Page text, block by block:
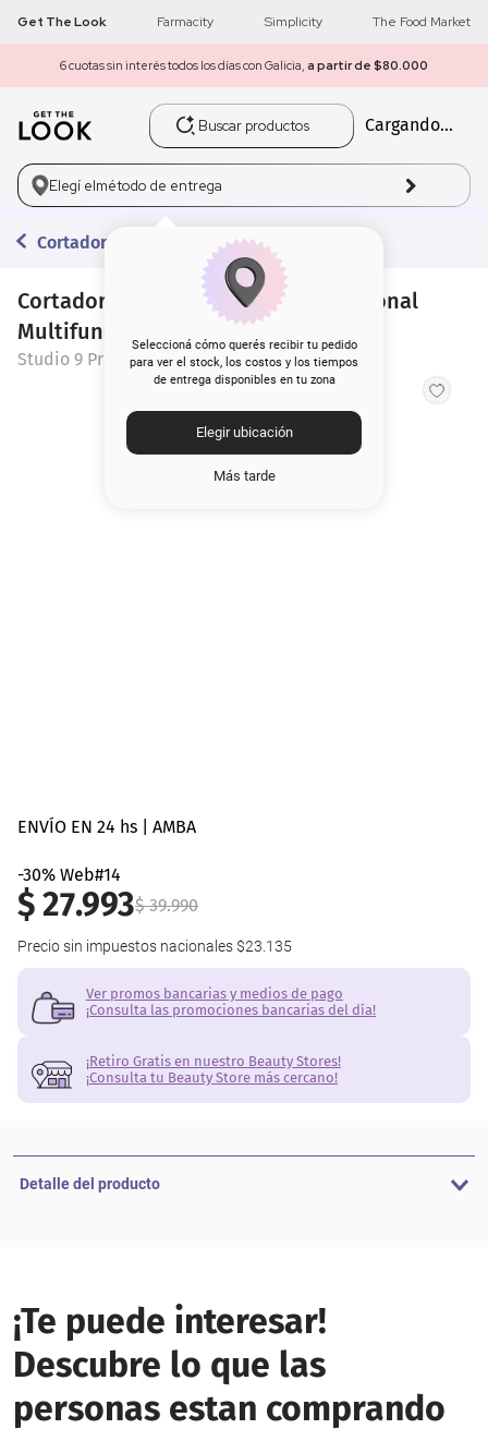
Get The Look Farmacity Simplicity The Food Market
6 cuotas sin interés todos los días con Galicia, a partir de $80.000
Buscar productos
Cargando...
Elegí elmétodo de entrega
Seleccioná cómo querés recibir tu pedido
para ver el stock, los costos y los tiempos
de entrega disponibles en tu zona
Elegir ubicación
Más tarde
Cortadoras de Pelo
Cortadora de Pelo Studio 9 Professional
Multifunción 4 en 1
Studio 9 Professional
ENVÍO EN 24 hs | AMBA
-30% Web#14
$27.993$ 39.990
Precio sin impuestos nacionales $23.135
Ver promos bancarias y medios de pago
¡Consulta las promociones bancarias del día!
¡Retiro Gratis en nuestro Beauty Stores!
¡Consulta tu Beauty Store más cercano!
Detalle del producto
¡Te puede interesar!
Descubre lo que las
personas estan comprando
1 get the look
2 máscara pestañas
3.
5. corrector